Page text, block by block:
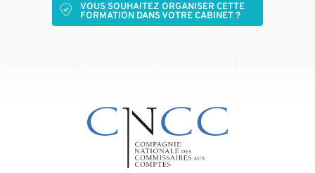
VOUS SOUHAITEZ ORGANISER CETTE
FORMATION DANS VOTRE CABINET ?